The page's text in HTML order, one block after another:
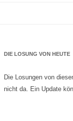
DIE LOSUNG VON HEUTE
Die Losungen von
nicht da. Ein Update